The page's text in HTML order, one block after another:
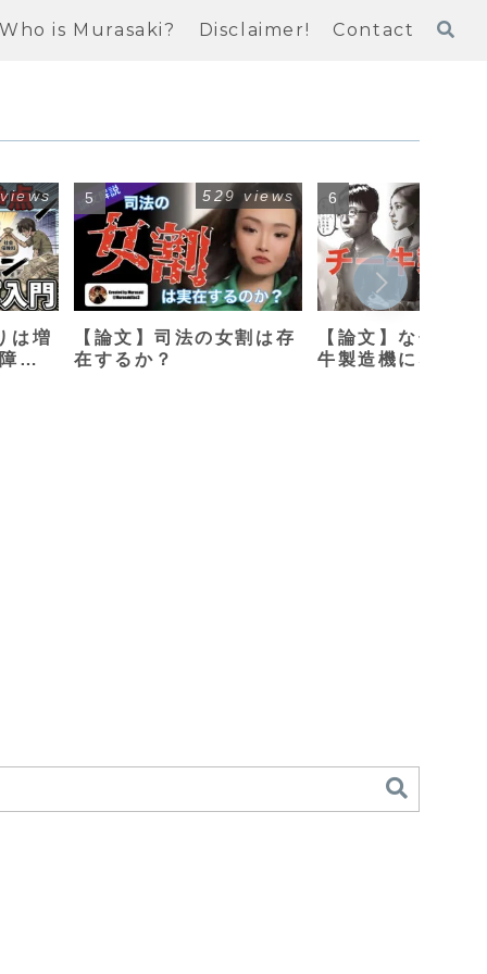
Who is Murasaki? Disclaimer! Contact
は増
改
【論文】司法の女割は存
在するか？
529 views
【論文】なぜ母親
牛製造機になって